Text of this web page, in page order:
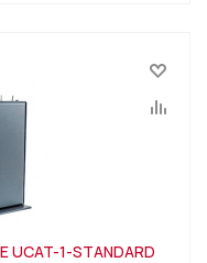
UCAT-1-STANDARD